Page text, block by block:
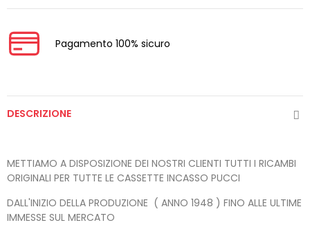
Pagamento 100% sicuro
DESCRIZIONE
METTIAMO A DISPOSIZIONE DEI NOSTRI CLIENTI TUTTI I RICAMBI
ORIGINALI PER TUTTE LE CASSETTE INCASSO PUCCI
DALL'INIZIO DELLA PRODUZIONE ( ANNO 1948 ) FINO ALLE ULTIME
IMMESSE SUL MERCATO